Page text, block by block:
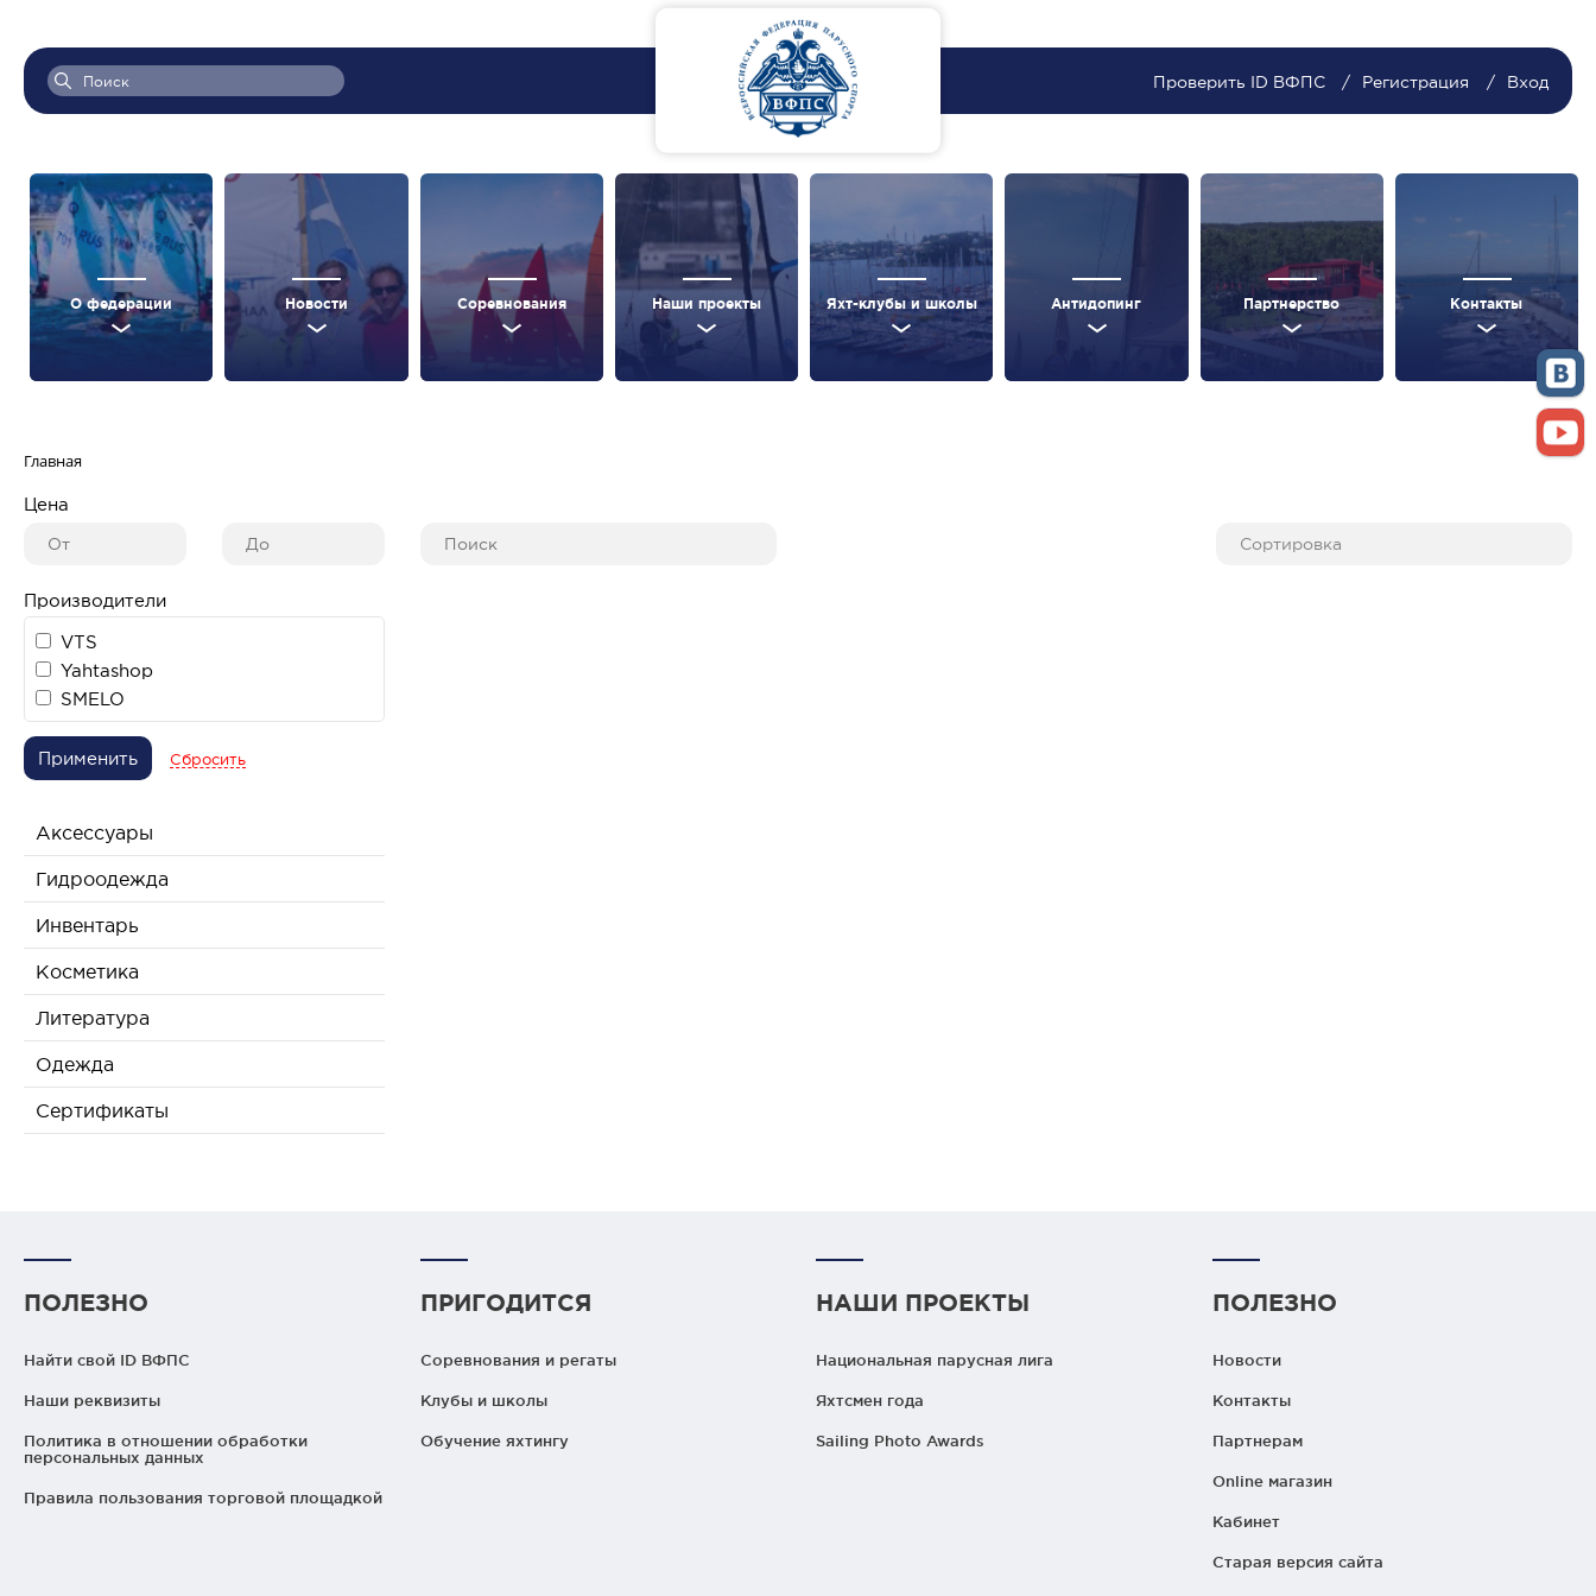
Проверить ID ВФПС Регистрация Вход
О федерации Новости Соревнования Наши проекты Яхт-клубы и школы Антидопинг Партнерство Контакты
Главная
Цена
Производители
VTS
Yahtashop
SMELO
Применить Сбросить
Аксессуары
Гидроодежда
Инвентарь
Косметика
Литература
Одежда
Сертификаты
ПОЛЕЗНО
Найти свой ID ВФПС
Наши реквизиты
Политика в отношении обработки
персональных данных
Правила пользования торговой площадкой
ПРИГОДИТСЯ
Соревнования и регаты
Клубы и школы
Обучение яхтингу
НАШИ ПРОЕКТЫ
Национальная парусная лига
Яхтсмен года
Sailing Photo Awards
ПОЛЕЗНО
Новости
Контакты
Партнерам
Online магазин
Кабинет
Старая версия сайта